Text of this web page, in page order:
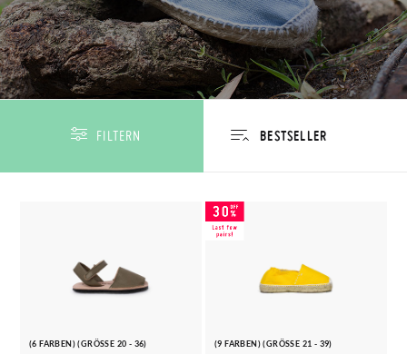
FILTERN
(6 FARBEN) (GRÖSSE 20 - 36) (9 FARBEN) (GRÖSSE 21 - 39)